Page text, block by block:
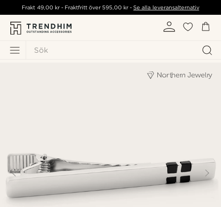
Sök
Frakt 49,00 kr- Fraktfritt över595,00 kr -Se alla leveransalternativ